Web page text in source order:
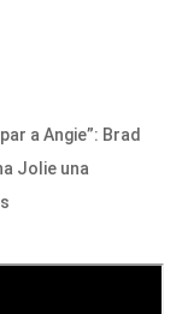
a Angie”: Brad
Jolie una